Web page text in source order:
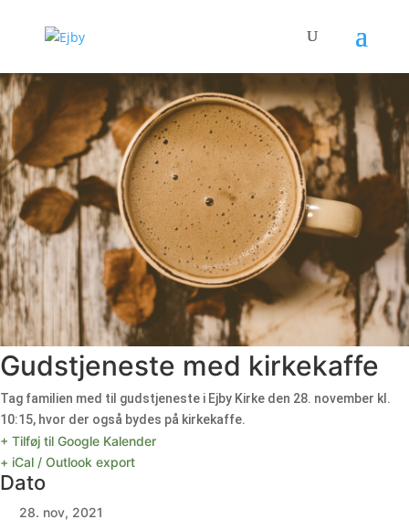
Gudstjeneste med kirkekaffe
Tag familien med til gudstjeneste i Ejby Kirke den 28. november kl.
10:15, hvor der også bydes på kirkekaffe.
+ Tilføj til Google Kalender
+ iCal / Outlook export
Dato
28. nov, 2021